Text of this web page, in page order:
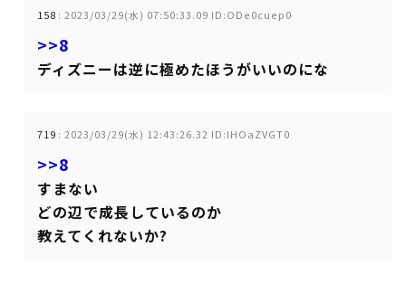
158 : 2023/03/29(水) 07:50:33.09 ID:ODe0cuep0
>>8
ディズニーは逆に極めたほうがいいのにな
719 : 2023/03/29(水) 12:43:26.32 ID:IHOaZVGT0
>>8
すまない
どの辺で成長しているのか
教えてくれないか?